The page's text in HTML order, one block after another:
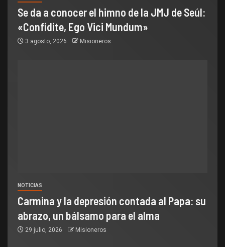
Se da a conocer el himno de la JMJ de Seúl:
«Confidite, Ego Vici Mundum»
3 agosto, 2026 Misioneros
NOTICIAS
Carmina y la depresión contada al Papa: su
abrazo, un bálsamo para el alma
29 julio, 2026 Misioneros